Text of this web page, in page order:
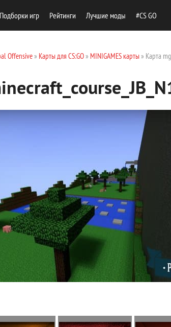
Подборки игр Рейтинги Лучшие моды #CS GO
Offensive» Карты для CS:GO» MINIGAMES карты» Карта